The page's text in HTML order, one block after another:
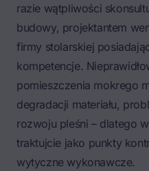
razie wątpliwości
budowy, projektantem
firmy stolarskiej
kompetencje.
pomieszczenia mokrego
degradacji materiału,
rozwoju pleśni – dlatego
traktujcie jako punkty
wytyczne wykonawcze.